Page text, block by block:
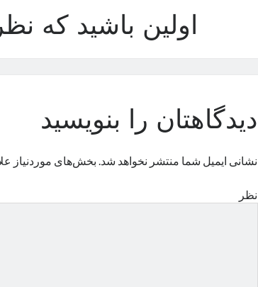
اولین باشید که
دیدگاهتان را بنویسید
نشانی ایمیل شما منتشر نخواهد شد. بخش‌های موردنیاز
نظر